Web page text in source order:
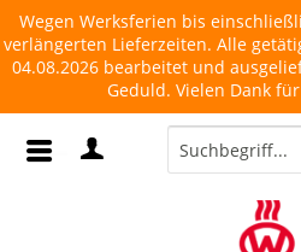
Wegen Werksferien bis
verlängerten Lieferzeiten. Alle
04.08.2026 bearbeitet und
Geduld. Vielen Dank